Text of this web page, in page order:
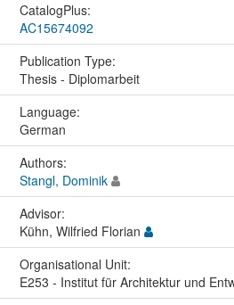
CatalogPlus:
AC15674092
Publication Type:
Thesis - Diplomarbeit
Language:
German
Authors:
Stangl, Dominik
Advisor:
Kühn, Wilfried Florian
Organisational Unit:
E253 - Institut für Architektur und